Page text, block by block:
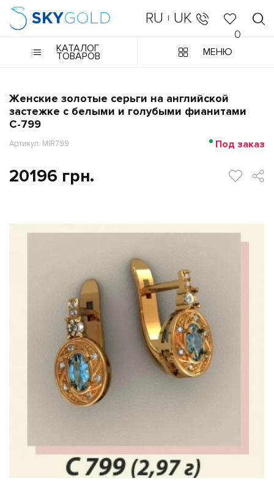
RU | UK
0
КАТАЛОГ
ТОВАРОВ МЕНЮ
Женские золотые серьги на английской
застежке с белыми и голубыми фианитами
С-799
Артикул: MIR799 Под заказ
20196 грн.